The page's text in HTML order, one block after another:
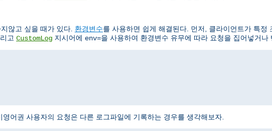
않고 싶을 때가 있다. 환경변수를 사용하면 쉽게 해결된다. 먼저, 클라이언트가 특정
고 CustomLog 지시어에 env=을 사용하여 환경변수 유무에 따라 요청을 집어넣거나
어권 사용자의 요청은 다른 로그파일에 기록하는 경우를 생각해보자.